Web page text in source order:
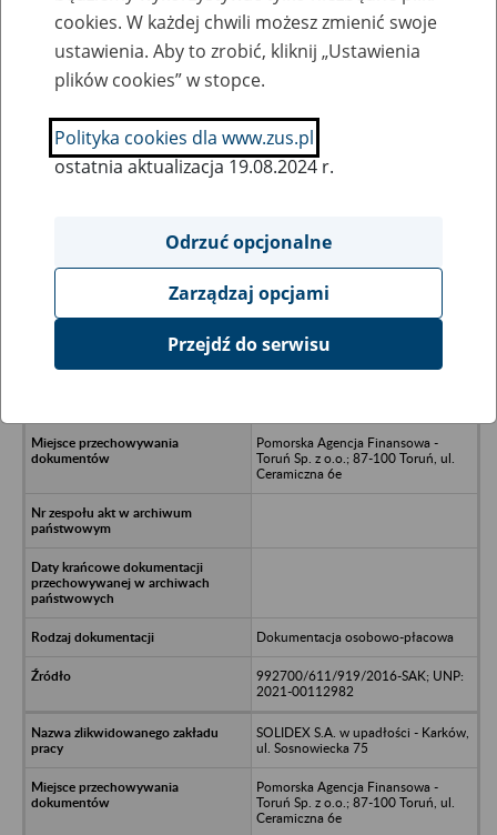
SZUKAJ
Ukryj wszystkie pozycje bazy
AMBRA G.J. Spółka z o.o. w
Pomorska Agencja Finansowa -
Toruń Sp. z o.o.; 87-100 Toruń, ul.
Ceramiczna 6e
Dokumentacja osobowo-płacowa
992700/611/919/2016-SAK; UNP:
2021-00112982
SOLIDEX S.A. w upadłości - Karków,
ul. Sosnowiecka 75
Pomorska Agencja Finansowa -
Toruń Sp. z o.o.; 87-100 Toruń, ul.
Ceramiczna 6e
cookies. W każdej chwili możesz zmienić swoje
ustawienia. Aby to zrobić, kliknij „Ustawienia
plików cookies” w stopce.
Polityka cookies dla www.zus.pl
ostatnia aktualizacja 19.08.2024 r.
Odrzuć opcjonalne
Zarządzaj opcjami
Przejdź do serwisu